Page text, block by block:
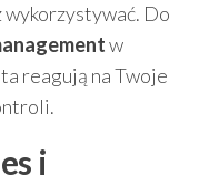
Do
w
reagują na Twoje
i